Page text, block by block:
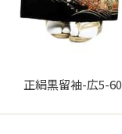
正絹黒留袖-広5-60